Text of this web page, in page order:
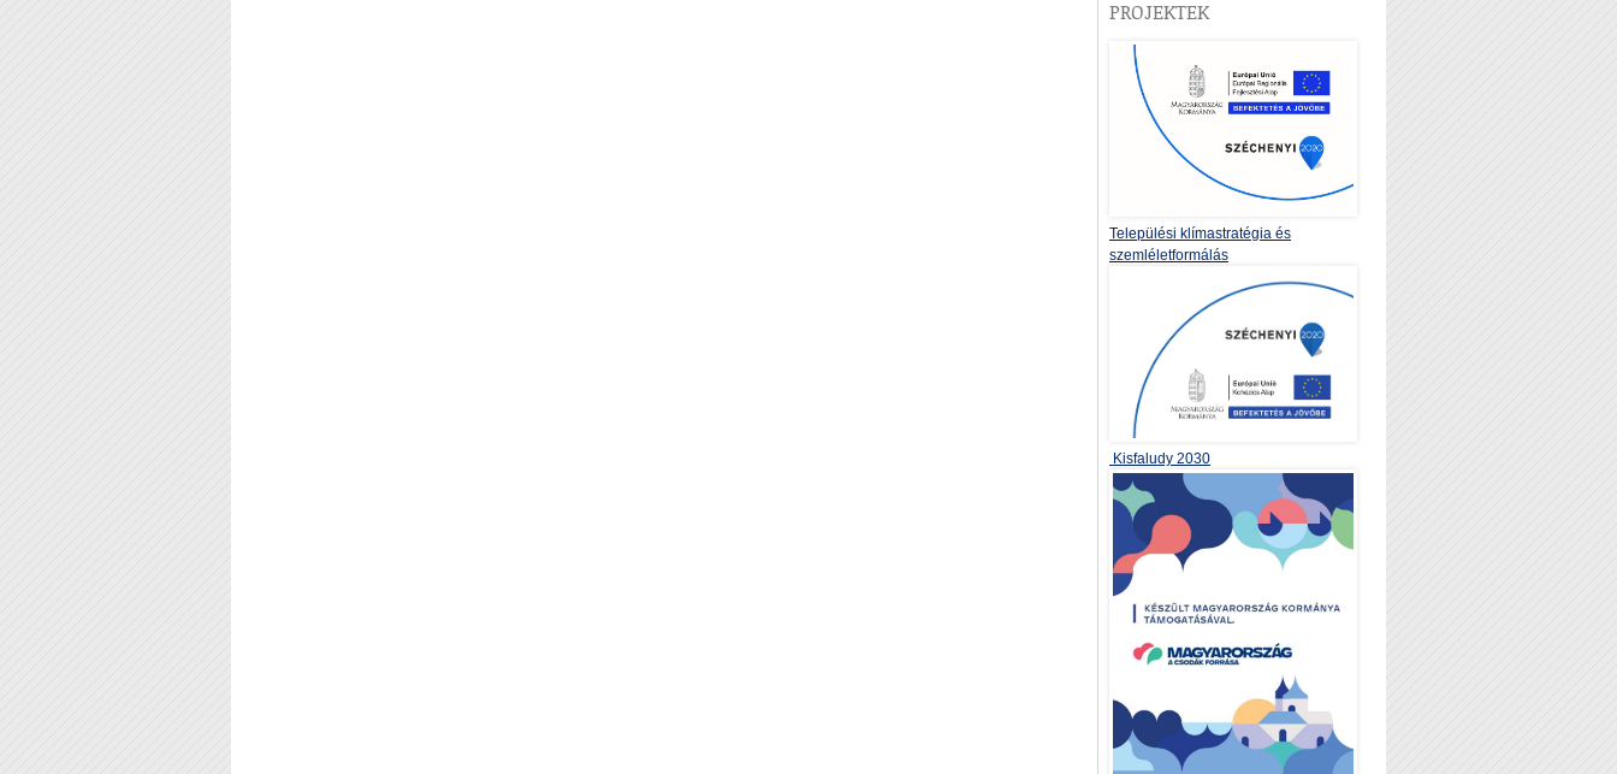
PROJEKTEK
Települési klímastratégia és
szemléletformálás
Kisfaludy 2030